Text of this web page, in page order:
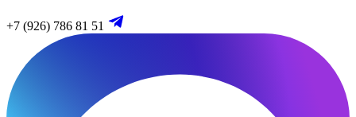
+7 (926) 786 81 51